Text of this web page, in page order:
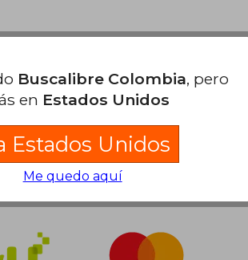
$ 9.990 dcto. $
Formas de Pago
Buscalibre Colombia, pero
en Estados Unidos
Estados Unidos
Me quedo aquí